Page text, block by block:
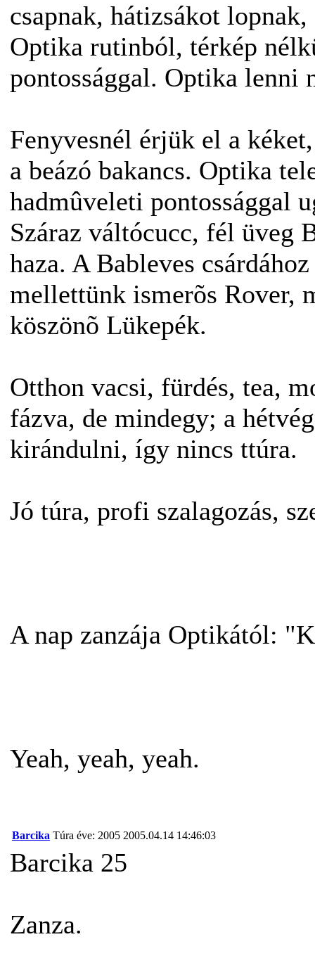
csapnak, hátizsákot
Optika rutinból, térkép
pontossággal. Optika lenni
Fenyvesnél érjük el a
a beázó bakancs. Optika
hadmûveleti pontossággal
Száraz váltócucc, fél üveg
haza. A Bableves
mellettünk ismerõs Rover,
köszönõ Lükepék.
Otthon vacsi, fürdés, tea,
fázva, de mindegy; a
kirándulni, így nincs ttúra.
Jó túra, profi szalagozás,
A nap zanzája Optikától:
Yeah, yeah, yeah.
Barcika Túra éve: 2005 2005.04.14 14:46:03
Barcika 25
Zanza.